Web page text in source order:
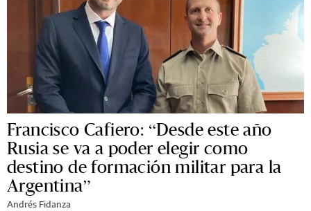
Francisco Cafiero: “Desde este año
Rusia se va a poder elegir como
destino de formación militar para la
Argentina”
Andrés Fidanza